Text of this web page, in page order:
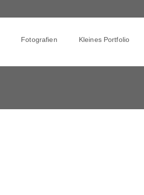
Fotografien Kleines Portfolio